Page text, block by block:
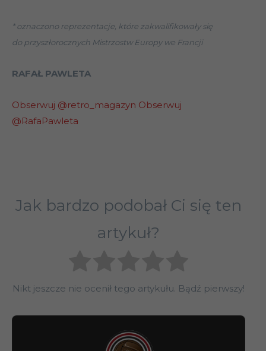
* oznaczono reprezentacje, które zakwalifikowały się
do przyszłorocznych Mistrzostw Europy we Francji
RAFAŁ PAWLETA
Obserwuj @retro_magazyn Obserwuj
@RafaPawleta
Jak bardzo podobał Ci się ten
artykuł?
Nikt jeszcze nie ocenił tego artykułu. Bądź pierwszy!